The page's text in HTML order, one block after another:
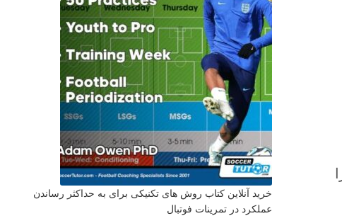
خرید آنلاین کتاب روش های تکنیکی برای به حداکثر رساندن
عملکرد در تمرینات فوتبال